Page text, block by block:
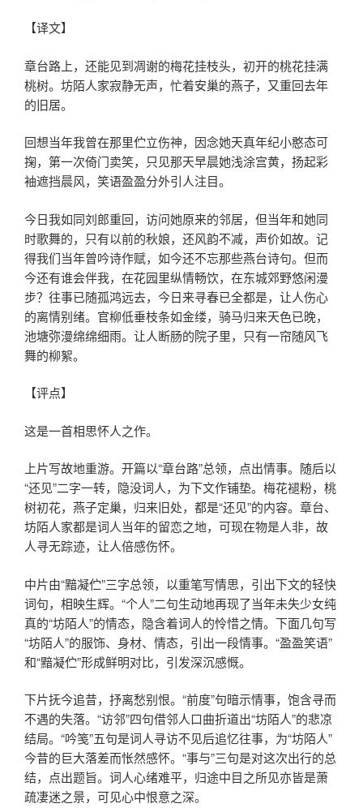
【译文】
章台路上，还能见到凋谢的梅花挂枝头，初开的桃花挂满
桃树。坊陌人家寂静无声，忙着安巢的燕子，又重回去年
的旧居。
回想当年我曾在那里伫立伤神，因念她天真年纪小憨态可
掬，第一次倚门卖笑，只见那天早晨她浅涂宫黄，扬起彩
袖遮挡晨风，笑语盈盈分外引人注目。
今日我如同刘郎重回，访问她原来的邻居，但当年和她同
时歌舞的，只有以前的秋娘，还风韵不减，声价如故。记
得我们当年曾吟诗作赋，如今还不忘那些燕台诗句。但而
今还有谁会伴我，在花园里纵情畅饮，在东城郊野悠闲漫
步？往事已随孤鸿远去，今日来寻春已全都是，让人伤心
的离情别绪。官柳低垂枝条如金缕，骑马归来天色已晚，
池塘弥漫绵绵细雨。让人断肠的院子里，只有一帘随风飞
舞的柳絮。
【评点】
这是一首相思怀人之作。
上片写故地重游。开篇以“章台路”总领，点出情事。随后以
“还见”二字一转，隐没词人，为下文作铺垫。梅花褪粉，桃
树初花，燕子定巢，归来旧处，都是“还见”的内容。章台、
坊陌人家都是词人当年的留恋之地，可现在物是人非，故
人寻无踪迹，让人倍感伤怀。
中片由“黯凝伫”三字总领，以重笔写情思，引出下文的轻快
词句，相映生辉。“个人”二句生动地再现了当年未失少女纯
真的“坊陌人”的情态，隐含着词人的怜惜之情。下面几句写
“坊陌人”的服饰、身材、情态，引出一段情事。“盈盈笑语”
和“黯凝伫”形成鲜明对比，引发深沉感慨。
下片抚今追昔，抒离愁别恨。“前度”句暗示情事，饱含寻而
不遇的失落。“访邻”四句借邻人口曲折道出“坊陌人”的悲凉
结局。“吟笺”五句是词人寻访不见后追忆往事，为“坊陌人”
今昔的巨大落差而怅然感怀。“事与”三句是对这次出行的总
结，点出题旨。词人心绪难平，归途中目之所见亦皆是萧
疏凄迷之景，可见心中恨意之深。